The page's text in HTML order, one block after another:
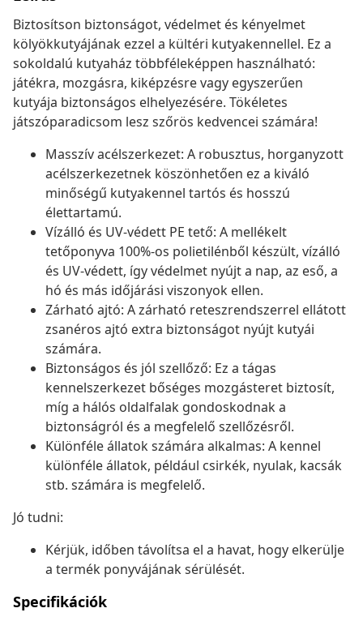
Biztosítson biztonságot, védelmet és kényelmet
kölyökkutyájának ezzel a kültéri kutyakennellel. Ez a
sokoldalú kutyaház többféleképpen használható:
játékra, mozgásra, kiképzésre vagy egyszerűen
kutyája biztonságos elhelyezésére. Tökéletes
játszóparadicsom lesz szőrös kedvencei számára!
Masszív acélszerkezet: A robusztus, horganyzott
acélszerkezetnek köszönhetően ez a kiváló
minőségű kutyakennel tartós és hosszú
élettartamú.
Vízálló és UV-védett PE tető: A mellékelt
tetőponyva 100%-os polietilénből készült, vízálló
és UV-védett, így védelmet nyújt a nap, az eső, a
hó és más időjárási viszonyok ellen.
Zárható ajtó: A zárható reteszrendszerrel ellátott
zsanéros ajtó extra biztonságot nyújt kutyái
számára.
Biztonságos és jól szellőző: Ez a tágas
kennelszerkezet bőséges mozgásteret biztosít,
míg a hálós oldalfalak gondoskodnak a
biztonságról és a megfelelő szellőzésről.
Különféle állatok számára alkalmas: A kennel
különféle állatok, például csirkék, nyulak, kacsák
stb. számára is megfelelő.
Jó tudni:
Kérjük, időben távolítsa el a havat, hogy elkerülje
a termék ponyvájának sérülését.
Specifikációk